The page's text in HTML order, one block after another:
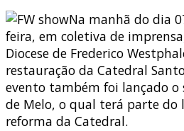
Na manhã do dia
feira, em coletiva de
Diocese de Frederico
restauração da Catedral
evento também foi lançado o
de Melo, o qual terá parte do
reforma da Catedral.